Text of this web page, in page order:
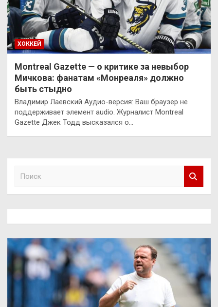
ХОККЕЙ
Montreal Gazette — о критике за невыбор
Мичкова: фанатам «Монреаля» должно
быть стыдно
Владимир Лаевский Аудио-версия: Ваш браузер не
поддерживает элемент audio. Журналист Montreal
Gazette Джек Тодд высказался о…